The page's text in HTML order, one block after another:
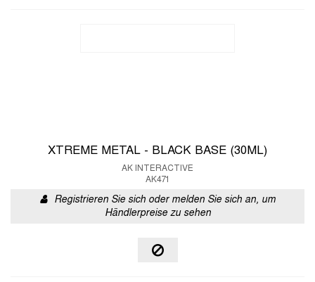
XTREME METAL - BLACK BASE (30ML)
AK INTERACTIVE
AK471
Registrieren Sie sich oder melden Sie sich an, um
Händlerpreise zu sehen